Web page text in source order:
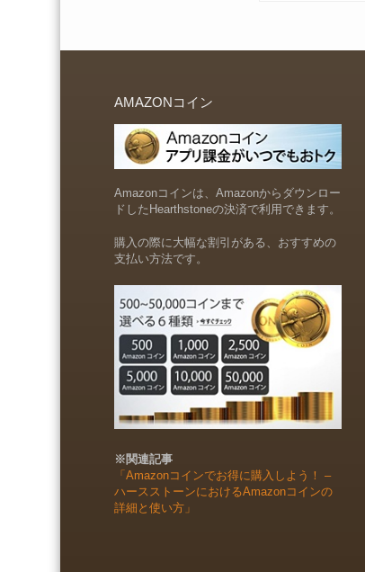
AMAZONコイン
Amazonコインは、Amazonからダウンロー
ドしたHearthstoneの決済で利用できます。
購入の際に大幅な割引がある、おすすめの
支払い方法です。
※関連記事
「Amazonコインでお得に購入しよう！ –
ハースストーンにおけるAmazonコインの
詳細と使い方」